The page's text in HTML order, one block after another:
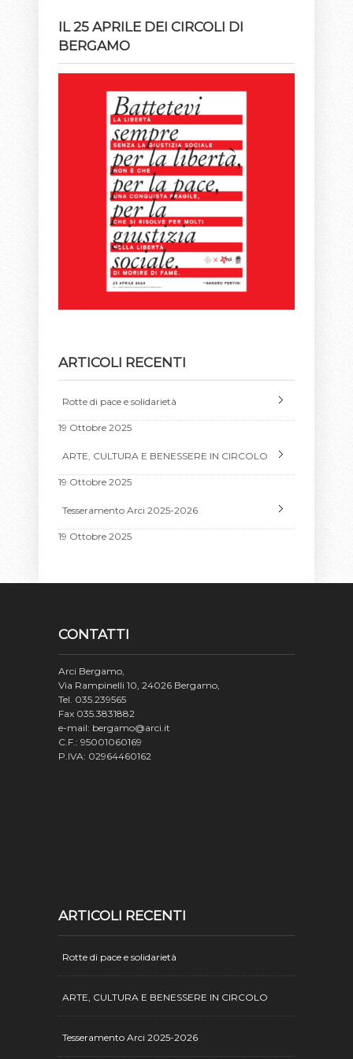
IL 25 APRILE DEI CIRCOLI DI
BERGAMO
ARTICOLI RECENTI
Rotte di pace e solidarietà
19 Ottobre 2025
ARTE, CULTURA E BENESSERE IN CIRCOLO
19 Ottobre 2025
Tesseramento Arci 2025-2026
19 Ottobre 2025
CONTATTI
Arci Bergamo,
Via Rampinelli 10, 24026 Bergamo,
Tel. 035.239565
Fax 035.3831882
e-mail: bergamo@arci.it
C.F.: 95001060169
P.IVA: 02964460162
ARTICOLI RECENTI
Rotte di pace e solidarietà
ARTE, CULTURA E BENESSERE IN CIRCOLO
Tesseramento Arci 2025-2026